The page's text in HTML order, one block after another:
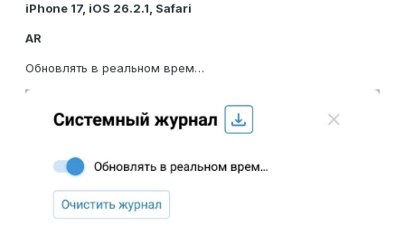
iPhone 17, iOS 26.2.1, Safari
AR
Обновлять в реальном врем…